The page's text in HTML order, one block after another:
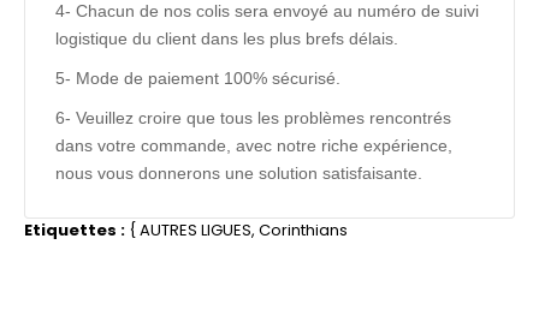
4- Chacun de nos colis sera envoyé au numéro de suivi
logistique du client dans les plus brefs délais.
5- Mode de paiement 100% sécurisé.
6- Veuillez croire que tous les problèmes rencontrés
dans votre commande, avec notre riche expérience,
nous vous donnerons une solution satisfaisante.
Etiquettes : {AUTRES LIGUES, Corinthians